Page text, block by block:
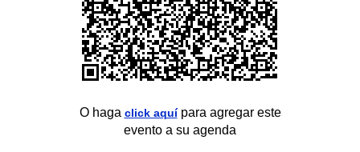
O haga click aquípara agregar este
evento a su agenda